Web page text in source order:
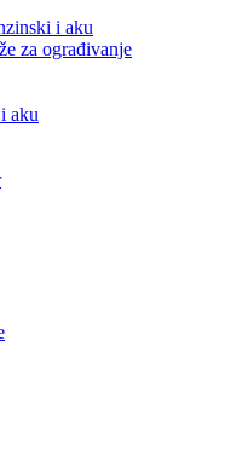
i aku
za ograđivanje
aku